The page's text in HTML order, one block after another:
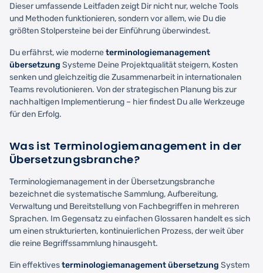
Dieser umfassende Leitfaden zeigt Dir nicht nur, welche Tools
und Methoden funktionieren, sondern vor allem, wie Du die
größten Stolpersteine bei der Einführung überwindest.
Du erfährst, wie moderneterminologiemanagement
übersetzung Systeme Deine Projektqualität steigern, Kosten
senken und gleichzeitig die Zusammenarbeit in internationalen
Teams revolutionieren. Von der strategischen Planung bis zur
nachhaltigen Implementierung – hier findest Du alle Werkzeuge
für den Erfolg.
Was ist Terminologiemanagement in der
Übersetzungsbranche?
Terminologiemanagement in der Übersetzungsbranche
bezeichnet die systematische Sammlung, Aufbereitung,
Verwaltung und Bereitstellung von Fachbegriffen in mehreren
Sprachen. Im Gegensatz zu einfachen Glossaren handelt es sich
um einen strukturierten, kontinuierlichen Prozess, der weit über
die reine Begriffssammlung hinausgeht.
Ein effektivesterminologiemanagement übersetzung System